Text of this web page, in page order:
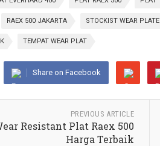
RAEX 500 JAKARTA STOCKIST WEAR PLATE
TEMPAT WEAR PLAT
Share on Facebook
PREVIOUS ARTICLE
Resistant Plat Raex 500
Harga Terbaik